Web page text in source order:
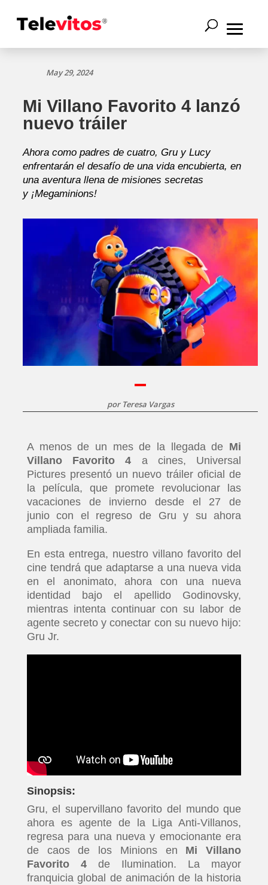
May 29, 2024
Mi Villano Favorito 4 lanzó
nuevo tráiler
Ahora como padres de cuatro, Gru y Lucy
enfrentarán el desafío de una vida encubierta, en
una aventura llena de misiones secretas
y ¡Megaminions!
por Teresa Vargas
A menos de un mes de la llegada de Mi
Villano Favorito 4 a cines, Universal
Pictures presentó un nuevo tráiler oficial de
la película, que promete revolucionar las
vacaciones de invierno desde el 27 de
junio con el regreso de Gru y su ahora
ampliada familia.
En esta entrega, nuestro villano favorito del
cine tendrá que adaptarse a una nueva vida
en el anonimato, ahora con una nueva
identidad bajo el apellido Godinovsky,
mientras intenta continuar con su labor de
agente secreto y conectar con su nuevo hijo:
Gru Jr.
Sinopsis:
Gru, el supervillano favorito del mundo que
ahora es agente de la Liga Anti-Villanos,
regresa para una nueva y emocionante era
de caos de los Minions en Mi Villano
Favorito 4de Ilumination. La mayor
franquicia global de animación de la historia